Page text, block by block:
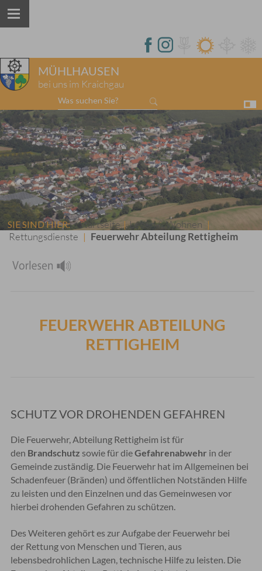
MÜHLHAUSEN
bei uns im Kraichgau
Was suchen Sie?
SIE SIND HIER: Startseite |Leben & Wohnen |
Rettungsdienste | Feuerwehr Abteilung Rettigheim
FEUERWEHR ABTEILUNG
RETTIGHEIM
SCHUTZ VOR DROHENDEN GEFAHREN
Die Feuerwehr, Abteilung Rettigheim ist für
den Brandschutz sowie für dieGefahrenabwehr in der
Gemeinde zuständig. Die Feuerwehr hat im Allgemeinen bei
Schadenfeuer (Bränden) und öffentlichen Notständen Hilfe
zu leisten und den Einzelnen und das Gemeinwesen vor
hierbei drohenden Gefahren zu schützen.
Des Weiteren gehört es zur Aufgabe der Feuerwehr bei
der Rettung von Menschen und Tieren, aus
lebensbedrohlichen Lagen, technische Hilfe zu leisten. Die